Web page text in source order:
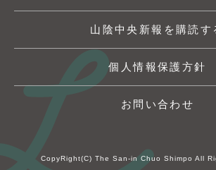
山陰中央新報を購読す
個人情報保護方針
お問い合わせ
CopyRight(C) The San-in Chuo Shimpo All